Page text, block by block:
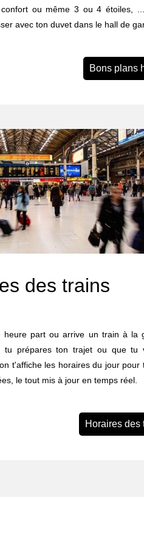
ou même 3 ou 4 étoiles,
avec ton duvet dans le hall de
Bons plans
des trains
heure part ou arrive un train à la
tu prépares ton trajet ou que tu
t'affiche les horaires du jour pour
le tout mis à jour en temps réel.
Horaires des